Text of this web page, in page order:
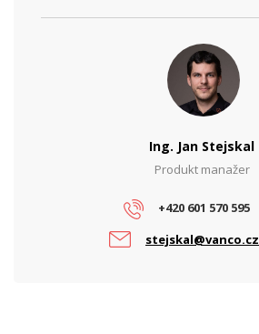
Standard PON GPON, XGSPON
Ing. Jan Stejskal
Produkt manažer
+420 601 570 595
stejskal@vanco.cz